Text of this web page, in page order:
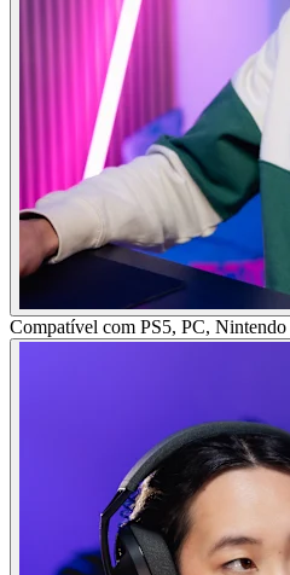
Compatível com PS5, PC,